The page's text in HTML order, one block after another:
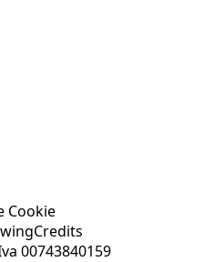
Cookie
Credits
00743840159